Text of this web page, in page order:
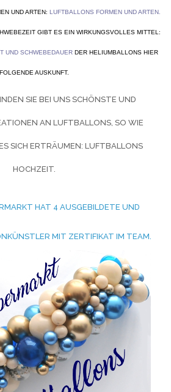
UND ARTEN: LUFTBALLONS FORMEN UND ARTEN.
GIBT ES EIN WIRKUNGSVOLLES MITTEL:
UND SCHWEBEDAUERDER HELIUMBALLONS HIER
FOLGENDE AUSKUNFT.
SIE BEI UNS SCHÖNSTE UND
AN LUFTBALLONS, SO WIE
SICH ERTRÄUMEN: LUFTBALLONS
HOCHZEIT.
HAT 4 AUSGEBILDETE UND
MIT ZERTIFIKAT IM TEAM.